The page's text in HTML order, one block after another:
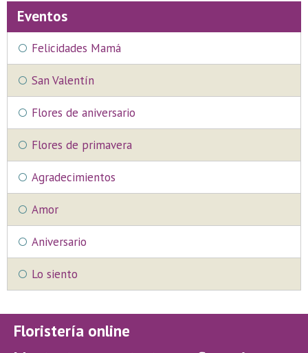
Eventos
Felicidades Mamá
San Valentín
Flores de aniversario
Flores de primavera
Agradecimientos
Amor
Aniversario
Lo siento
Floristería online